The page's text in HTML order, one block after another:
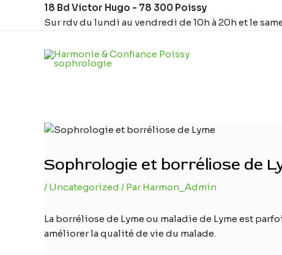
18 Bd Victor Hugo - 78 300 Poissy
Sur rdv du lundi au vendredi de 10h à 20h et le
Sophrologie et borréliose de
/ Uncategorized / ParHarmon_Admin
La borréliose de Lyme ou maladie de Lyme est
améliorer la qualité de vie du malade.
Navigation
des